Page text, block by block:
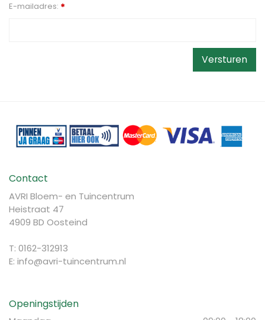
E-mailadres: *
Contact
AVRI Bloem- en Tuincentrum
Heistraat 47
4909 BD Oosteind
T: 0162-312913
E: info@avri-tuincentrum.nl
Openingstijden